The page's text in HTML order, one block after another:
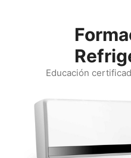
Educación